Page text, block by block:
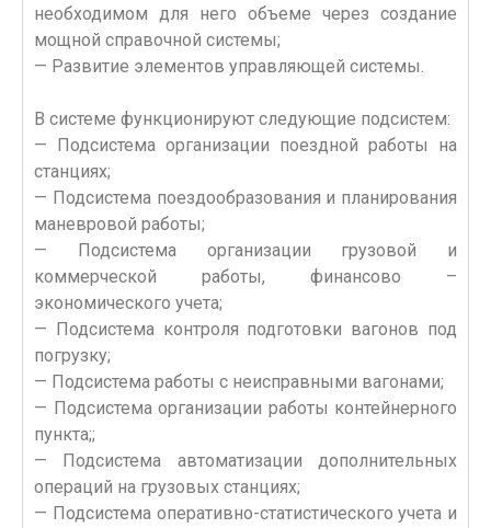
необходимом для него объеме через создание
мощной справочной системы;
— Развитие элементов управляющей системы.
В системе функционируют следующие подсистем:
— Подсистема организации поездной работы на
станциях;
— Подсистема поездообразования и планирования
маневровой работы;
— Подсистема организации грузовой и
коммерческой работы, финансово –
экономического учета;
— Подсистема контроля подготовки вагонов под
погрузку;
— Подсистема работы с неисправными вагонами;
— Подсистема организации работы контейнерного
пункта;;
— Подсистема автоматизации дополнительных
операций на грузовых станциях;
— Подсистема оперативно-статистического учета и